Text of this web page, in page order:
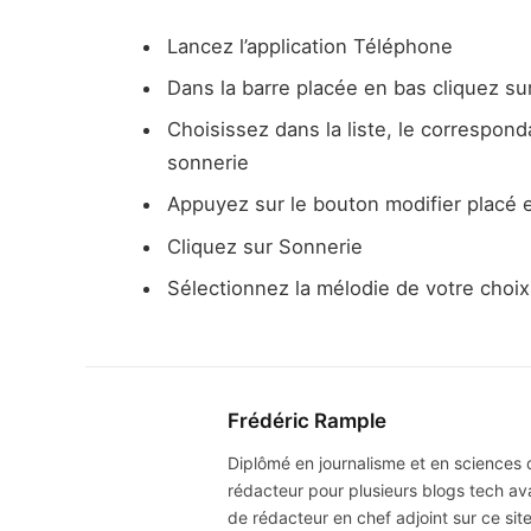
Lancez l’application Téléphone
Dans la barre placée en bas cliquez
Choisissez dans la liste, le
sonnerie
Appuyez sur le bouton modifier placé
Cliquez sur Sonnerie
Sélectionnez la mélodie de votre choix
Frédéric Rample
Diplômé en journalisme et en
rédacteur pour plusieurs blogs tech
de rédacteur en chef adjoint sur ce